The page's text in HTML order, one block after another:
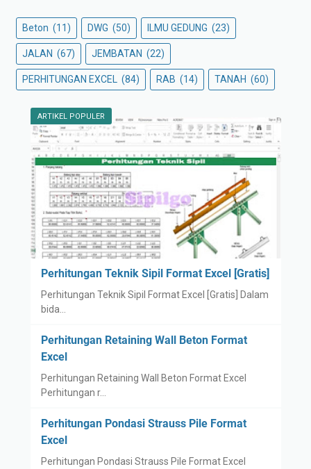
Beton (11) DWG (50) ILMU GEDUNG (23)
JALAN (67) JEMBATAN (22)
PERHITUNGAN EXCEL (84) RAB (14) TANAH (60)
ARTIKEL POPULER
Perhitungan Teknik Sipil Format Excel [Gratis]
Perhitungan Teknik Sipil Format Excel [Gratis] Dalam
bida…
Perhitungan Retaining Wall Beton Format
Excel
Perhitungan Retaining Wall Beton Format Excel
Perhitungan r…
Perhitungan Pondasi Strauss Pile Format
Excel
Perhitungan Pondasi Strauss Pile Format Excel